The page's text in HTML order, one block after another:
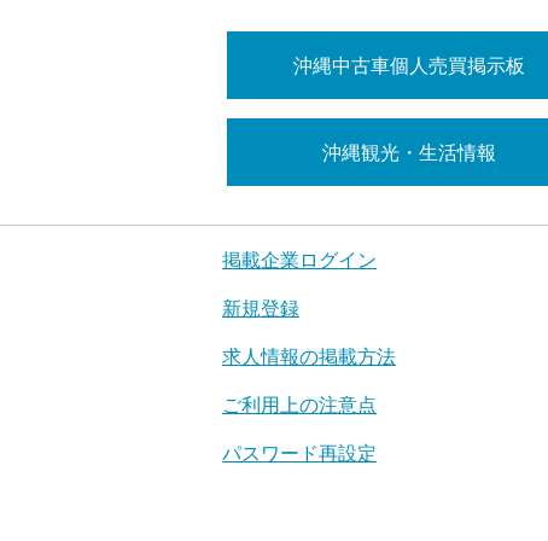
沖縄中古車個人売買掲示板
沖縄観光・生活情報
掲載企業ログイン
新規登録
求人情報の掲載方法
ご利用上の注意点
パスワード再設定